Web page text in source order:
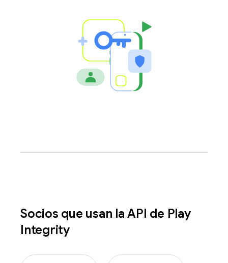
Socios que usan la API de Play
Integrity